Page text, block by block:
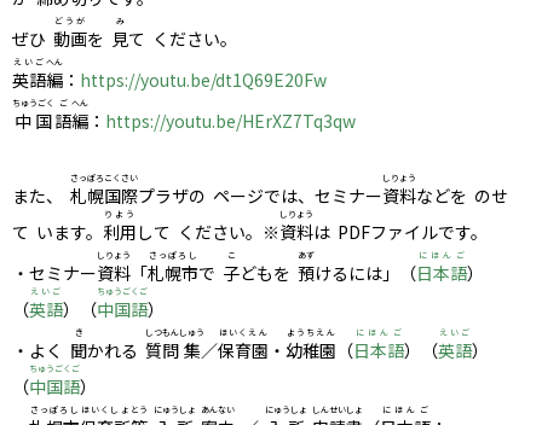
ぜひ 動画
どうが
を 見
み
て ください。
英語
えいご
編
へん
： https://youtu.be/dt1Q69E20Fw
中国
ちゅうごく
語
ご
編
へん
： https://youtu.be/HErXZ7Tq3qw
また、 札幌
さっぽろ
国際
こくさい
プラザの ページでは、セミナー資料
しりょう
などを のせ
て います。 利用
りよう
して ください。※資料
しりょう
は PDFファイルです。
・セミナー資料
しりょう
「札幌市
さっぽろし
で 子
こ
どもを 預
あず
けるには」（日本語
にほんご
）
（英語
えいご
）（中国語
ちゅうごくご
）
・よく 聞
き
かれる 質問
しつもん
集
しゅう
／保育園
ほいくえん
・ 幼稚園
ようちえん
（日本語
にほんご
）（英語
えいご
）
（中国語
ちゅうごくご
）
さっぽろし ほいくしょ とう にゅうしょ あんない にゅうしょ しんせいしょ にほんご